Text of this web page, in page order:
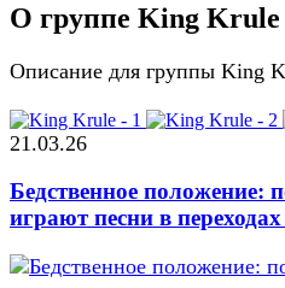
О группе King Krule
Описание для группы King
21.03.26
Бедственное
играют песни в